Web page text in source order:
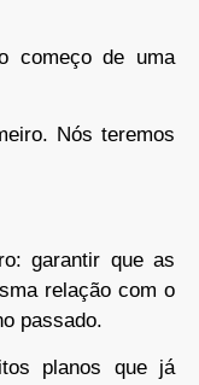
começo de uma
Nós teremos
garantir que as
relação com o
passado.
planos que já